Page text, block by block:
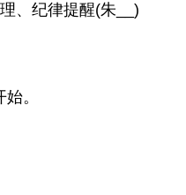
、纪律提醒(朱__)
。